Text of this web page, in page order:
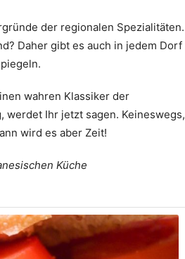
der regionalen Spezialitäten.
Daher gibt es auch in jedem Dorf
wahren Klassiker der
werdet Ihr jetzt sagen. Keineswegs,
wird es aber Zeit!
Küche